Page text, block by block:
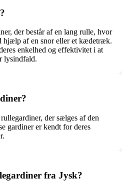
der består af en lang rulle, hvor
hjælp af en snor eller et kædetræk.
enkelhed og effektivitet i at
lysindfald.
der sælges af den
gardiner er kendt for deres
fra Jysk?